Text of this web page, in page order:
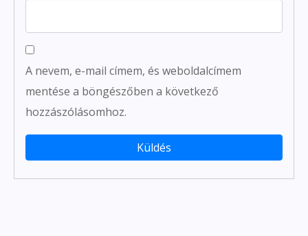
A nevem, e-mail címem, és weboldalcímem
mentése a böngészőben a következő
hozzászólásomhoz.